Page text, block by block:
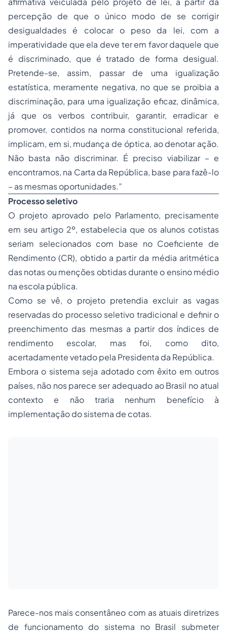
percepção de que o único modo de se corrigir
desigualdades é colocar o peso da lei, com a
imperatividade que ela deve ter em favor daquele que
é discriminado, que é tratado de forma desigual.
Pretende-se, assim, passar de uma igualização
estatística, meramente negativa, no que se proibia a
discriminação, para uma igualização eficaz, dinâmica,
já que os verbos contribuir, garantir, erradicar e
promover, contidos na norma constitucional referida,
implicam, em si, mudança de óptica, ao denotar ação.
Não basta não discriminar. É preciso viabilizar – e
encontramos, na Carta da República, base para fazê-lo
– as mesmas oportunidades.”
Processo seletivo
O projeto aprovado pelo Parlamento, precisamente
em seu artigo 2º, estabelecia que os alunos cotistas
seriam selecionados com base no Coeficiente de
Rendimento (CR), obtido a partir da média aritmética
das notas ou menções obtidas durante o ensino médio
na escola pública.
Como se vê, o projeto pretendia excluir as vagas
reservadas do processo seletivo tradicional e definir o
preenchimento das mesmas a partir dos índices de
rendimento escolar, mas foi, como dito,
acertadamente vetado pela Presidenta da República.
Embora o sistema seja adotado com êxito em outros
países, não nos parece ser adequado ao Brasil no atual
contexto e não traria nenhum benefício à
implementação do sistema de cotas.
Parece-nos mais consentâneo com as atuais diretrizes
de funcionamento do sistema no Brasil submeter